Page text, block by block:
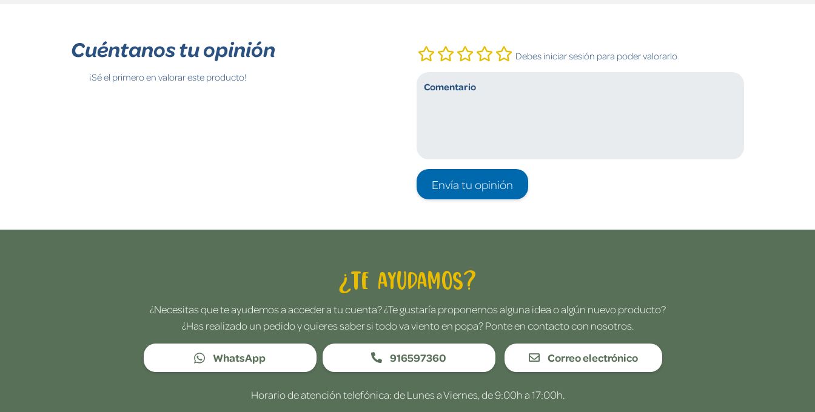
Cuéntanos tu opinión
¡Sé el primero en valorar este producto!
Debes iniciar sesión para poder valorarlo
Envía tu opinión
¿Te ayudamos?
¿Necesitas que te ayudemos a acceder a tu cuenta? ¿Te gustaría proponernos alguna idea o algún nuevo producto?
¿Has realizado un pedido y quieres saber si todo va viento en popa? Ponte en contacto con nosotros.
WhatsApp 916597360 Correo electrónico
Horario de atención telefónica: de Lunes a Viernes, de 9:00h a 17:00h.